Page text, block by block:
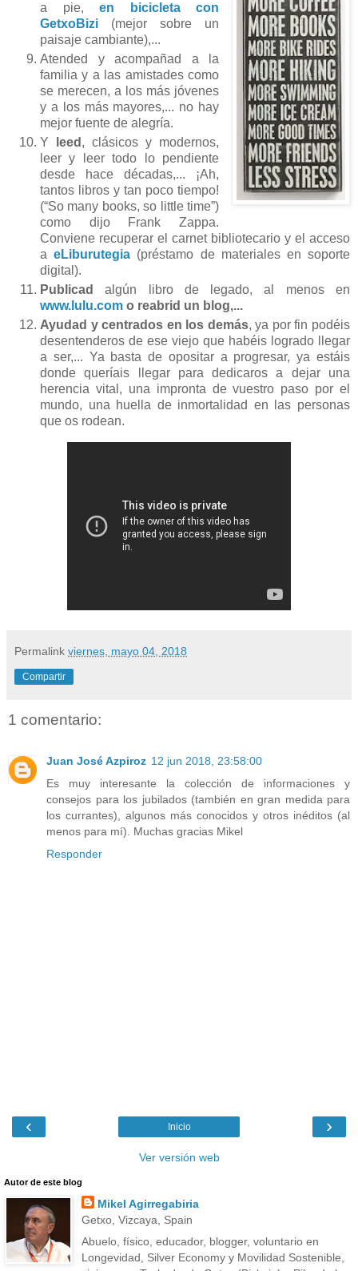
a pie,en bicicleta con
GetxoBizi (mejor sobre un
paisaje cambiante),...
Atended y acompañad a la
familia y a las amistades como
se merecen, a los más jóvenes
y a los más mayores,... no hay
mejor fuente de alegría.
Y
leed , clásicos y modernos,
leer y leer todo lo pendiente
desde hace décadas,... ¡Ah,
tantos libros y tan poco tiempo!
(“So many books, so little time”)
como dijo Frank Zappa.
Conviene recuperar el carnet bibliotecario y el acceso
aeLiburutegia (préstamo de materiales en soporte
digital).
Publicad
algún libro de legado, al menos en
www.lulu.com o reabrid un blog,...
Ayudad y centrados en los demás, ya por fin podéis
desentenderos de ese viejo que habéis logrado llegar
a ser,... Ya basta de opositar a progresar, ya estáis
donde queríais llegar para dedicaros a dejar una
herencia vital, una impronta de vuestro paso por el
mundo, una huella de inmortalidad en las personas
que os rodean.
Permalink viernes, mayo 04, 2018
Compartir
1 comentario:
Juan José Azpiroz 12 jun 2018, 23:58:00
Es muy interesante la colección de informaciones y
consejos para los jubilados (también en gran medida para
los currantes), algunos más conocidos y otros inéditos (al
menos para mí). Muchas gracias Mikel
Responder
‹ ›
Inicio
Ver versión web
Autor de este blog
Mikel Agirregabiria
Getxo, Vizcaya, Spain
Abuelo, físico, educador, blogger, voluntario en
Longevidad, Silver Economy y Movilidad Sostenible,